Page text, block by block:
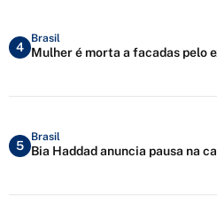
4
Brasil
Mulher é morta a facadas pelo
5
Brasil
Bia Haddad anuncia pausa na